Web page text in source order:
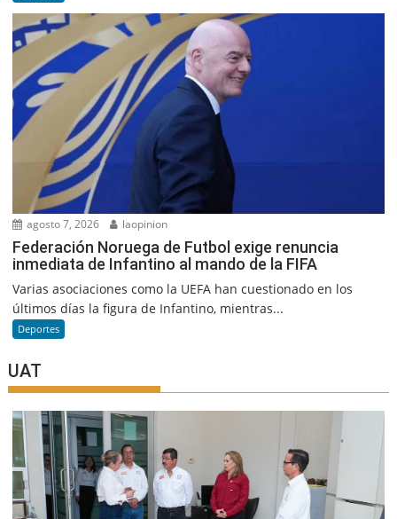
agosto 7, 2026 laopinion
Federación Noruega de Futbol exige renuncia
inmediata de Infantino al mando de la FIFA
Varias asociaciones como la UEFA han cuestionado en los
últimos días la figura de Infantino, mientras...
Deportes
UAT